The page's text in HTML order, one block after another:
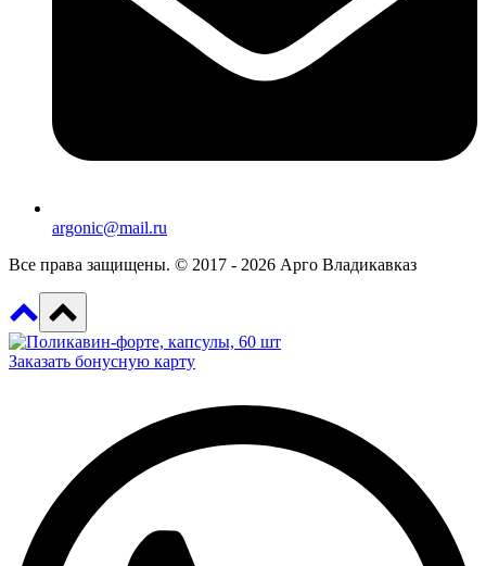
argonic@mail.ru
Все права защищены. © 2017 - 2026 Арго Владикавказ
Заказать бонусную карту